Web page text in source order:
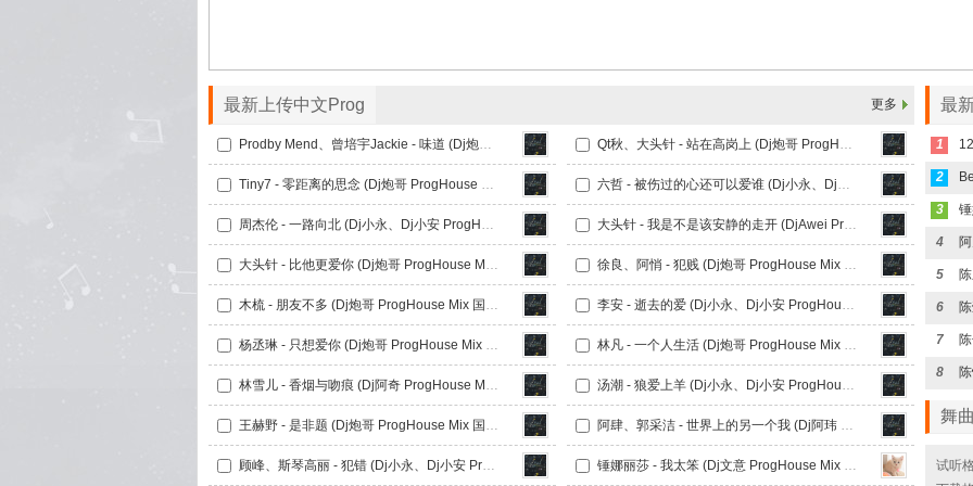
最新上传中文Prog 更多
Prodby Mend、曾培宇Jackie - 味道 (Dj炮哥 ProgHouse Mix 国语合唱) Qt秋、大头针 - 站在高岗上 (Dj炮哥 ProgHouse Mix 国语合唱)
Tiny7 - 零距离的思念 (Dj炮哥 ProgHouse Mix 国语男) 六哲 - 被伤过的心还可以爱谁 (Dj小永、Dj小安 ProgHouse Mix 国语男)
周杰伦 - 一路向北 (Dj小永、Dj小安 ProgHouse Mix 国语男) 大头针 - 我是不是该安静的走开 (DjAwei ProgHouse Mix 无心睡眠鼓)
大头针 - 比他更爱你 (Dj炮哥 ProgHouse Mix 国语男) 徐良、阿悄 - 犯贱 (Dj炮哥 ProgHouse Mix 国语合唱)
木梳 - 朋友不多 (Dj炮哥 ProgHouse Mix 国语男) 李安 - 逝去的爱 (Dj小永、Dj小安 ProgHouse Mix 国语男)
杨丞琳 - 只想爱你 (Dj炮哥 ProgHouse Mix 国语女) 林凡 - 一个人生活 (Dj炮哥 ProgHouse Mix 国语女)
林雪儿 - 香烟与吻痕 (Dj阿奇 ProgHouse Mix 国语女) 汤潮 - 狼爱上羊 (Dj小永、Dj小安 ProgHouse Mix 国语男)
王赫野 - 是非题 (Dj炮哥 ProgHouse Mix 国语男) 阿肆、郭采洁 - 世界上的另一个我 (Dj阿玮 ProgHouse Mix 国语女)
顾峰、斯琴高丽 - 犯错 (Dj小永、Dj小安 ProgHouse Mix 国语合唱) 锤娜丽莎 - 我太笨 (Dj文意 ProgHouse Mix 国语女)
最
1
2
3
4
5
6
7
8
舞
试听